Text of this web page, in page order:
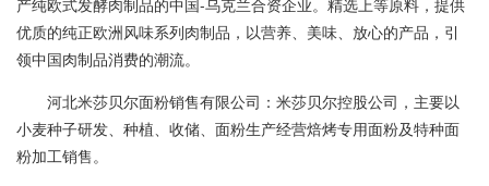
产纯欧式发酵肉制品的中国-乌克兰合资企业。精选上等原料，提供
优质的纯正欧洲风味系列肉制品，以营养、美味、放心的产品，引
领中国肉制品消费的潮流。
河北米莎贝尔面粉销售有限公司：米莎贝尔控股公司，主要以
小麦种子研发、种植、收储、面粉生产经营焙烤专用面粉及特种面
粉加工销售。